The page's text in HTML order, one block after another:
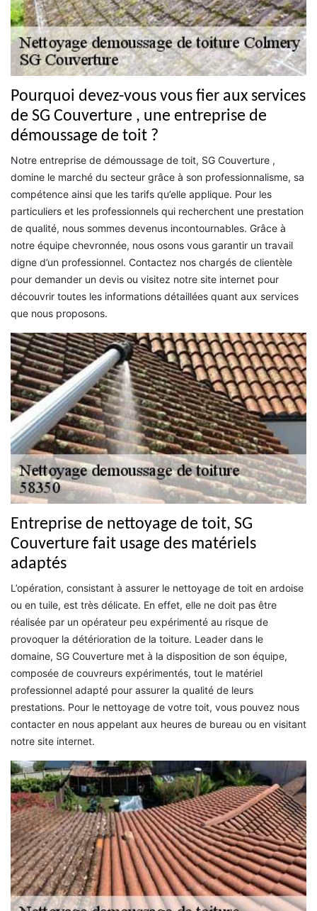
Pourquoi devez-vous vous fier aux services
de SG Couverture , une entreprise de
démoussage de toit ?
Notre entreprise de démoussage de toit, SG Couverture ,
domine le marché du secteur grâce à son professionnalisme, sa
compétence ainsi que les tarifs qu’elle applique. Pour les
particuliers et les professionnels qui recherchent une prestation
de qualité, nous sommes devenus incontournables. Grâce à
notre équipe chevronnée, nous osons vous garantir un travail
digne d’un professionnel. Contactez nos chargés de clientèle
pour demander un devis ou visitez notre site internet pour
découvrir toutes les informations détaillées quant aux services
que nous proposons.
Entreprise de nettoyage de toit, SG
Couverture fait usage des matériels
adaptés
L’opération, consistant à assurer le nettoyage de toit en ardoise
ou en tuile, est très délicate. En effet, elle ne doit pas être
réalisée par un opérateur peu expérimenté au risque de
provoquer la détérioration de la toiture. Leader dans le
domaine, SG Couverture met à la disposition de son équipe,
composée de couvreurs expérimentés, tout le matériel
professionnel adapté pour assurer la qualité de leurs
prestations. Pour le nettoyage de votre toit, vous pouvez nous
contacter en nous appelant aux heures de bureau ou en visitant
notre site internet.